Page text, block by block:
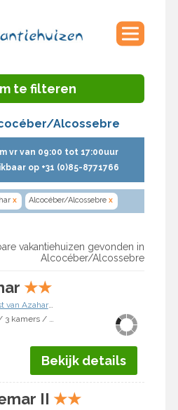
te filteren
Alcossebre
vr van 09:00 tot 17:00uur
op +31 (0)85-8771766
x Alcocéber/Alcossebre x
vakantiehuizen gevonden in
Alcocéber/Alcossebre
★★
van Azahar|
4 personen / 3 kamers / 2 slaapkamers
Bekijk details
II ★★